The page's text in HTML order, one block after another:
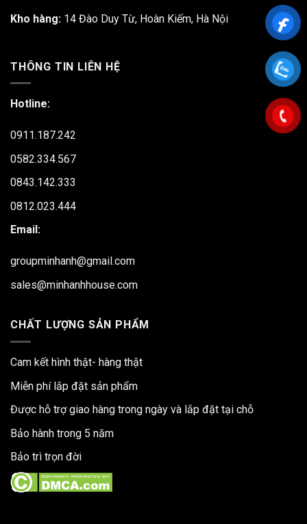
Kho hàng: 14 Đào Duy Từ, Hoàn Kiếm, Hà Nội
THÔNG TIN LIÊN HỆ
Hotline:
0911.187.242
0582.334.567
0843.142.333
0812.023.444
Email:
groupminhanh@gmail.com
sales@minhanhhouse.com
CHẤT LƯỢNG SẢN PHẨM
Cam kết hình thật- hàng thật
Miễn phí lắp đặt sản phẩm
Được hỗ trợ giao hàng trong ngày và lắp đặt tại chỗ
Bảo hành trong 5 năm
Bảo trì trọn đời